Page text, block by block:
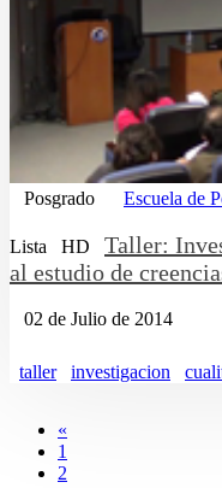
Posgrado Escuela de
Lista HD
Taller:
al estudio de
02 de Julio de 2014
taller investigacion
«
1
2